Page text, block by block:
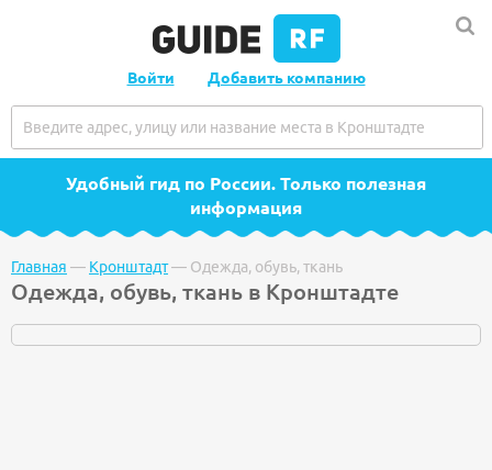
Войти Добавить компанию
Удобный гид по России. Только полезная
информация
Главная — Кронштадт— Одежда, обувь, ткань
Одежда, обувь, ткань в Кронштадте